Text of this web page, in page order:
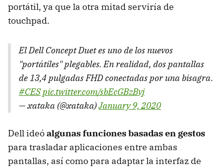
portátil, ya que la otra mitad serviría de
touchpad.
El Dell Concept Duet es uno de los nuevos
"portátiles" plegables. En realidad, dos pantallas
de 13,4 pulgadas FHD conectadas por una bisagra.
#CESpic.twitter.com/sbEcGBzBvj
— xataka (@xataka)January 9, 2020
Dell ideóalgunas funciones basadas en gestos
para trasladar aplicaciones entre ambas
pantallas, así como para adaptar la interfaz de